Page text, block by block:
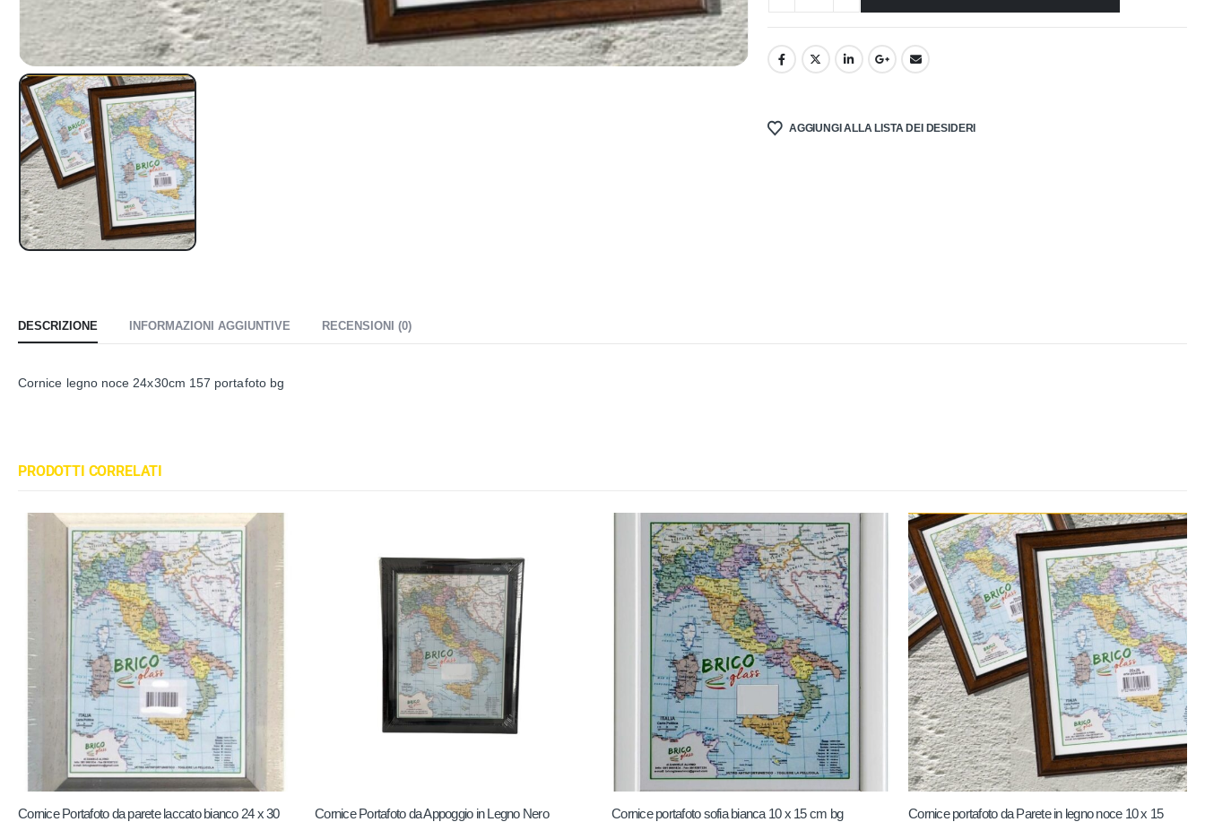
AGGIUNGI ALLA LISTA DEI DESIDERI
DESCRIZIONE INFORMAZIONI AGGIUNTIVE RECENSIONI (0)
Cornice legno noce 24x30cm 157 portafoto bg
PRODOTTI CORRELATI
Cornice Portafoto da parete laccato bianco 24 x 30
Cornice Portafoto da Appoggio in Legno Nero
Cornice portafoto sofia bianca 10 x 15 cm bg
Cornice portafoto da Parete in legno noce 10 x 15